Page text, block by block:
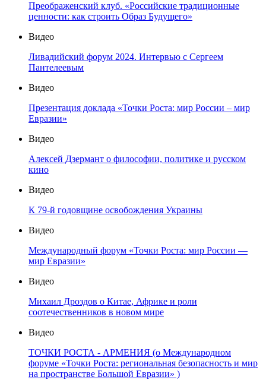
Преображенский клуб. «Российские традиционные
ценности: как строить Образ Будущего»
Видео
Ливадийский форум 2024. Интервью с Сергеем
Пантелеевым
Видео
Презентация доклада «Точки Роста: мир России – мир
Евразии»
Видео
Алексей Дзермант о философии, политике и русском
кино
Видео
К 79-й годовщине освобождения Украины
Видео
Международный форум «Точки Роста: мир России —
мир Евразии»
Видео
Михаил Дроздов о Китае, Африке и роли
соотечественников в новом мире
Видео
ТОЧКИ РОСТА - АРМЕНИЯ (о Международном
форуме «Точки Роста: региональная безопасность и мир
на пространстве Большой Евразии» )